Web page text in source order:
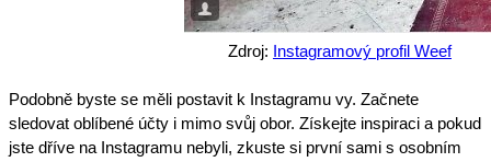
Zdroj: Instagramový profil Weef
Podobně byste se měli postavit k Instagramu vy. Začnete
sledovat oblíbené účty i mimo svůj obor. Získejte inspiraci a pokud
jste dříve na Instagramu nebyli, zkuste si první sami s osobním